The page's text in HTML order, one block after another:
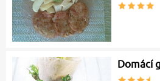
Domácí